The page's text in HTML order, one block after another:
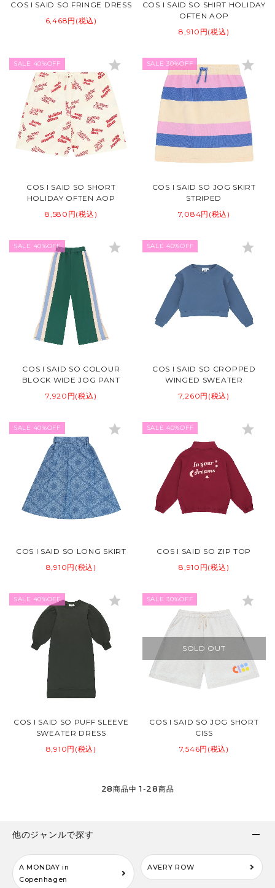
COS I SAID SO FRINGE DRESS
6,468円(税込)
COS I SAID SO SHIRT HOLIDAY
OFTEN AOP
8,910円(税込)
SALE 40%OFF
COS I SAID SO SHORT
HOLIDAY OFTEN AOP
8,580円(税込)
star SALE 30%OFF
COS I SAID SO JOG SKIRT
STRIPED
7,084円(税込)
star
SALE 40%OFF
COS I SAID SO COLOUR
BLOCK WIDE JOG PANT
7,920円(税込)
star SALE 40%OFF
COS I SAID SO CROPPED
WINGED SWEATER
7,260円(税込)
star
SALE 40%OFF
COS I SAID SO LONG SKIRT
8,910円(税込)
star SALE 40%OFF
COS I SAID SO ZIP TOP
8,910円(税込)
star
SALE 40%OFF
COS I SAID SO PUFF SLEEVE
SWEATER DRESS
8,910円(税込)
star
SOLD OUT
SALE 30%OFF
COS I SAID SO JOG SHORT
CISS
7,546円(税込)
star
28商品中 1 -28商品
他のジャンルで探す
A MONDAY in
Copenhagen
AVERY ROW